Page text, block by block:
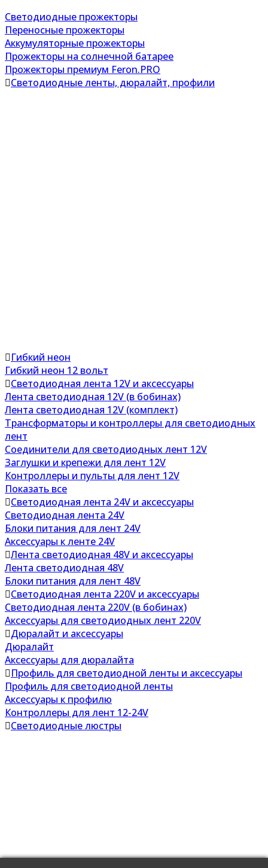
Светодиодные прожекторы
Переносные прожекторы
Аккумуляторные прожекторы
Прожекторы на солнечной батарее
Прожекторы премиум Feron.PRO
Светодиодные ленты, дюралайт, профили
Гибкий неон
Гибкий неон 12 вольт
Светодиодная лента 12V и аксессуары
Лента светодиодная 12V (в бобинах)
Лента светодиодная 12V (комплект)
Трансформаторы и контроллеры для светодиодных
лент
Соединители для светодиодных лент 12V
Заглушки и крепежи для лент 12V
Контроллеры и пульты для лент 12V
Показать все
Светодиодная лента 24V и аксессуары
Светодиодная лента 24V
Блоки питания для лент 24V
Аксессуары к ленте 24V
Лента светодиодная 48V и аксессуары
Лента светодиодная 48V
Блоки питания для лент 48V
Светодиодная лента 220V и аксессуары
Светодиодная лента 220V (в бобинах)
Аксессуары для светодиодных лент 220V
Дюралайт и аксессуары
Дюралайт
Аксессуары для дюралайта
Профиль для светодиодной ленты и аксессуары
Профиль для светодиодной ленты
Аксессуары к профилю
Контроллеры для лент 12-24V
Светодиодные люстры